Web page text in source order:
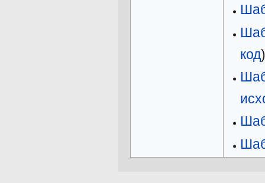
код)